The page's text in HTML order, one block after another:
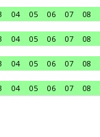
04 05 06 07 08
04 05 06 07 08
04 05 06 07 08
04 05 06 07 08